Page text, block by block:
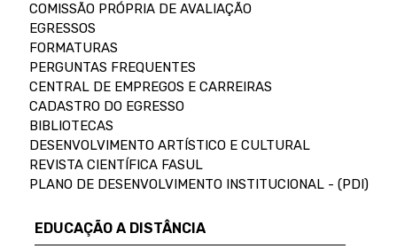
COMISSÃO PRÓPRIA DE AVALIAÇÃO
EGRESSOS
FORMATURAS
PERGUNTAS FREQUENTES
CENTRAL DE EMPREGOS E CARREIRAS
CADASTRO DO EGRESSO
BIBLIOTECAS
DESENVOLVIMENTO ARTÍSTICO E CULTURAL
REVISTA CIENTÍFICA FASUL
PLANO DE DESENVOLVIMENTO INSTITUCIONAL - (PDI)
EDUCAÇÃO A DISTÂNCIA